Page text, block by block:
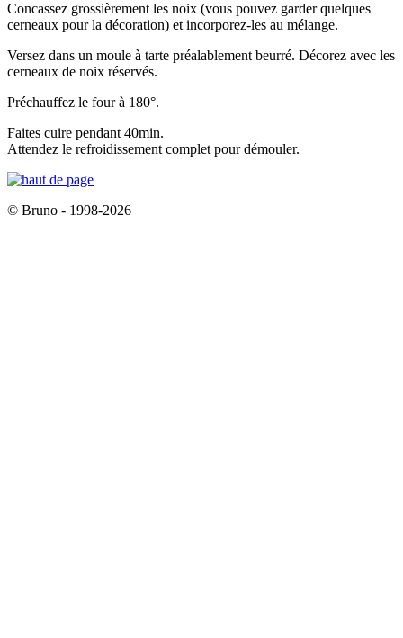
Concassez grossièrement les noix (vous pouvez garder quelques
cerneaux pour la décoration) et incorporez-les au mélange.
Versez dans un moule à tarte préalablement beurré. Décorez avec les
cerneaux de noix réservés.
Préchauffez le four à 180°.
Faites cuire pendant 40min.
Attendez le refroidissement complet pour démouler.
© Bruno - 1998-2026